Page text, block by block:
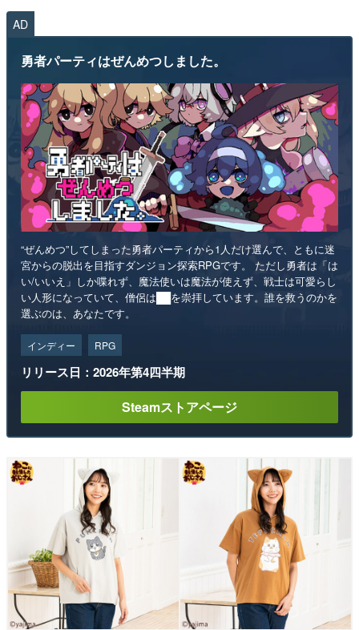
AD
勇者パーティはぜんめつしました。
“ぜんめつ”してしまった勇者パーティから1人だけ選んで、ともに迷
宮からの脱出を目指すダンジョン探索RPGです。 ただし勇者は「は
い/いいえ」しか喋れず、魔法使いは魔法が使えず、戦士は可愛らし
い人形になっていて、僧侶は██を崇拝しています。誰を救うのかを
選ぶのは、あなたです。
インディー RPG
リリース日：2026年第4四半期
Steamストアページ